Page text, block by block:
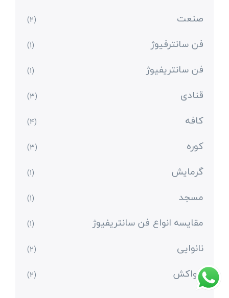
صنعت (2)
فن سانترفیوژ (1)
فن سانتریفیوژ (1)
قنادی (3)
کافه (4)
کوره (3)
گرمایش (1)
مسجد (1)
مقایسه انواع فن سانتریفیوژ (1)
نانوایی (2)
هواکش (2)